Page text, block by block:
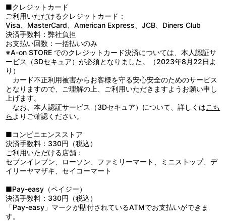
[出演] 岡咲美保（リムル役）、古川 慎（ベニマル役）、千本木
彩花（シュナ役）、M・A・O（シオン役）、江口拓也（ソウエイ
役）
映像特典
・ノンテロップOP＆ED
・PV（第3弾）
・CM（Blu-ray告知第2弾）
他、仕様
・漫画原作川上泰樹描き下ろしデジジャケット
魔王レオン・クロムウェルによって、空襲に燃える東京から召喚
されたシズ。彼女はレオンによって上位精霊イフリートを憑依させ
られていた。そのイフリートがシズの体を乗っ取り、暴走を始め
る。
■第8話「受け継がれる想い」
魔王レオンのもとにいたシズを救い出したのはある勇者だった。
その勇者のことを胸に、長い間、人々を救うために働いてきたシ
ズ。そしてシズは今、最期の時を迎えようとしていた。シズはリム
ルに最後の願いを伝える。
■第9話「大鬼族の襲撃」
リムルたちの村の開発は着々と進んでいた。ひとり洞窟で新たな
スキルを試していたリムルに救援要請が入る。駆けつけると、６人
の大鬼族（オーガ）がいた。大鬼族（オーガ）は言う。「正体を現
■第10話「オークロード」
大鬼族（オーガ）たちは、豚頭族（オーク）の軍勢に襲われた生
き残りだった。豚頭族（オーク）たちは武装し、道化の仮面の魔人
も同道していたという。リムルは大鬼族（オーガ）に自分の部下に
ならないかと持ちかける。
大鬼族（オーガ）のベニマルたちを迎え入れ、さらに仲間が増え
たリムルの村。そこに蜥蜴人族（リザードマン）のガビルがやって
くる。ガビルは、豚頭族（オーク）の侵攻に怯えるゴブリンの村々
を従えようとしていたのだ。
第10話 脚本：筆安一幸／絵コンテ：名村英敏／演出：谷澤篤金／
総作画監督：桂 憲一郎／作画監督：塚本 歩・柳瀬譲二・二宮奈那
子
第11話 脚本：筆安一幸／絵コンテ：吉田泰三／演出：笹原嘉文／
総作画監督：豆塚 隆／作画監督：松井啓一郎・小澤早依子
第12話 脚本：筆安一幸／絵コンテ：名和宗則／演出：森 義博／
総作画監督：豆塚 隆・桂 憲一郎／作画監督：梶浦紳一郎・小林利
充・糸島雅彦・山内則康
原作：川上泰樹・伏瀬・みっつばー「転生したらスライムだった
件」(講談社『月刊少年シリウス』連載)／監督：菊地康仁／副監
督：中山敦史／シリーズ構成：筆安一幸／キャラクターデザイン：
江畑諒真／モンスターデザイン：岸田隆宏／美術監督：佐藤 歩／美
藤 洋／グラフィックデザイナー：生原雄次／編集：神宮司由美／音
響監督：明田川 仁／音楽：Elements Garden／アニメーション制
作：エイトビット
タ：泊 明日菜／ランガ：小林親弘／カイジン：斧 アツシ／ガビ
ル：福島 潤／トレイニー：田中理恵
■クレジットカード
ご利用いただけるクレジットカード：
Visa、MasterCard、American Express、JCB、Diners Club
決済手数料：弊社負担
お支払い回数：一括払いのみ
※A-on STORE でのクレジットカード決済については、本人認証サ
ービス（3Dセキュア）が必須となりました。（2023年8月22日よ
り）
カード不正利用被害からお客様を守る安心安全のためのサービス
となりますので、ご理解の上、ご利用いただきますようお願い申し
上げます。
なお、本人認証サービス（3Dセキュア）について、詳しくはこち
ら よりご確認ください。
■コンビニエンスストア
決済手数料：330円（税込）
ご利用いただける店舗：
セブンイレブン、ローソン、ファミリーマート、ミニストップ、デ
イリーヤマザキ、セイコーマート
■Pay-easy（ペイジー）
決済手数料：330円（税込）
「Pay-easy」マークが貼付されているATMでお支払いができま
す。